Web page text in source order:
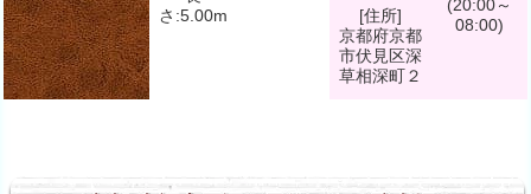
さ:5.00m
[住所]
京都府京都
市伏見区深
草相深町２
(20:00～
08:00)